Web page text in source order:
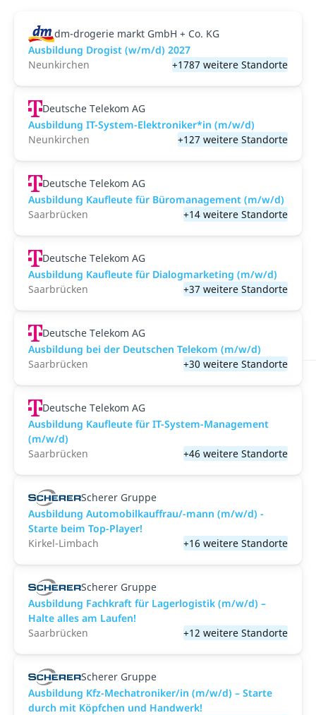
dm-drogerie markt GmbH + Co. KG
Ausbildung Drogist (w/m/d) 2027
Neunkirchen
+1787 weitere Standorte
Deutsche Telekom AG
Ausbildung IT-System-Elektroniker*in (m/w/d)
Neunkirchen
+127 weitere Standorte
Deutsche Telekom AG
Ausbildung Kaufleute für Büromanagement (m/w/d)
Saarbrücken
+14 weitere Standorte
Deutsche Telekom AG
Ausbildung Kaufleute für Dialogmarketing (m/w/d)
Saarbrücken
+37 weitere Standorte
Deutsche Telekom AG
Ausbildung bei der Deutschen Telekom (m/w/d)
Saarbrücken
+30 weitere Standorte
Deutsche Telekom AG
Ausbildung Kaufleute für IT-System-Management
(m/w/d)
Saarbrücken
+46 weitere Standorte
Scherer Gruppe
Ausbildung Automobilkauffrau/-mann (m/w/d) -
Starte beim Top-Player!
Kirkel-Limbach
+16 weitere Standorte
Scherer Gruppe
Ausbildung Fachkraft für Lagerlogistik (m/w/d) –
Halte alles am Laufen!
Saarbrücken
+12 weitere Standorte
Scherer Gruppe
Ausbildung Kfz-Mechatroniker/in (m/w/d) – Starte
durch mit Köpfchen und Handwerk!